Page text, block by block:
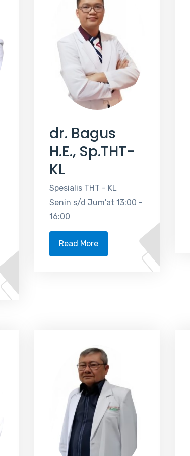
dr. Bagus
H.E., Sp.THT-
KL
Spesialis THT - KL
Senin s/d Jum'at 13:00 -
16:00
Read More